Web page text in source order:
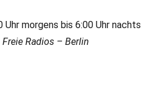
Uhr morgens bis 6:00 Uhr nachts
Freie Radios – Berlin